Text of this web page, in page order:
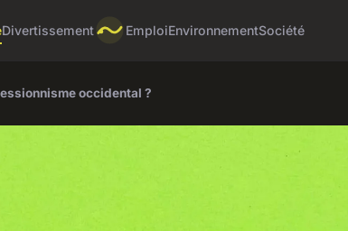
Divertissement EmploiEnvironnementSociété
occidental ?